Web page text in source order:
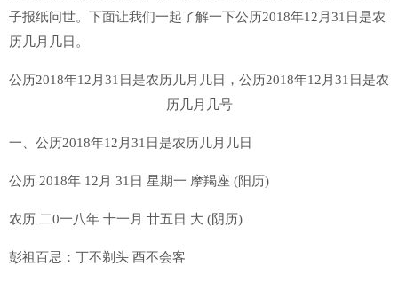
子报纸问世。下面让我们一起了解一下公历2018年12月31日是农
历几月几日。
公历2018年12月31日是农历几月几日，公历2018年12月31日是农
历几月几号
一、公历2018年12月31日是农历几月几日
公历 2018年 12月 31日 星期一 摩羯座 (阳历)
农历 二0一八年 十一月 廿五日 大 (阴历)
彭祖百忌：丁不剃头 酉不会客